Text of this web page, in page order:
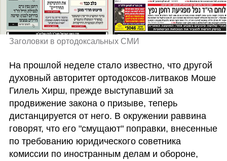
Заголовки в ортодоксальных СМИ
На прошлой неделе стало известно, что другой
духовный авторитет ортодоксов-литваков Моше
Гилель Хирш, прежде выступавший за
продвижение закона о призыве, теперь
дистанцируется от него. В окружении раввина
говорят, что его "смущают" поправки, внесенные
по требованию юридического советника
комиссии по иностранным делам и обороне,